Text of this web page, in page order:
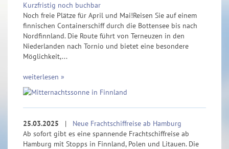
Kurzfristig noch buchbar
Noch freie Plätze für April und Mai!Reisen Sie auf einem
finnischen Containerschiff durch die Bottensee bis nach
Nordfinnland. Die Route führt von Terneuzen in den
Niederlanden nach Tornio und bietet eine besondere
Möglichkeit,...
weiterlesen »
25.03.2025 | Neue Frachtschiffreise ab Hamburg
Ab sofort gibt es eine spannende Frachtschiffreise ab
Hamburg mit Stopps in Finnland, Polen und Litauen. Die